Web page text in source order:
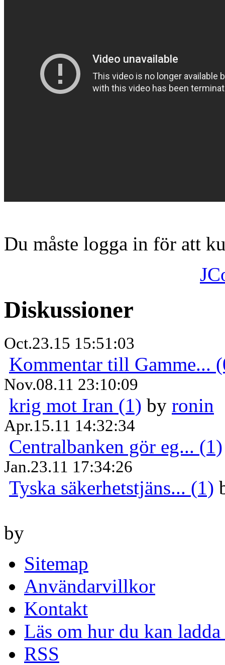
Du måste logga in för att
Diskussioner
Oct.23.15 15:51:03
Kommentar till Gamme...
Nov.08.11 23:10:09
krig mot Iran (1) by ronin
Apr.15.11 14:32:34
Centralbanken gör eg... (1)
Jan.23.11 17:34:26
Tyska säkerhetstjäns... (1)
by
Sitemap
Användarvillkor
Kontakt
Läs om hur du kan
RSS